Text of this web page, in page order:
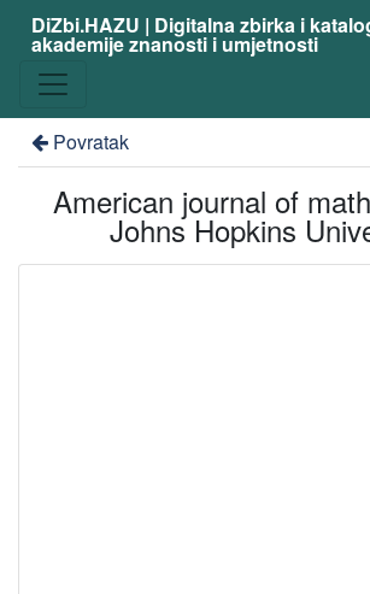
DiZbi.HAZU | Digitalna zbirka i
akademije znanosti i umjetnosti
Povratak
American journal of
Johns Hopkins